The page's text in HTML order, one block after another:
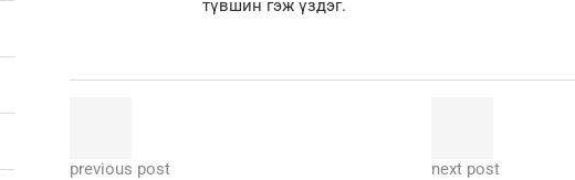
түвшин гэж үздэг.
previous post
next post